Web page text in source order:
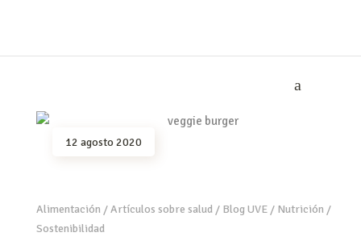
12 agosto 2020
Alimentación /Artículos sobre salud/ Blog UVE/ Nutrición /
Sostenibilidad